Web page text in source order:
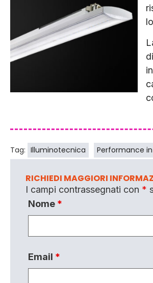
Tag: Illuminotecnica Performance
RICHIEDI MAGGIORI
I campi contrassegnati con *
Nome *
Email *